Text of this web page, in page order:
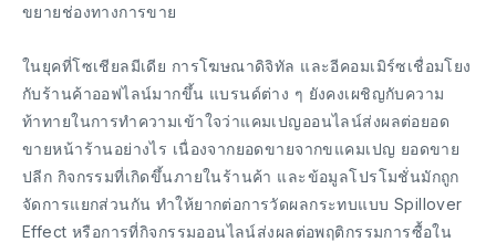
ขยายช่องทางการขาย
ในยุคที่โซเชียลมีเดีย การโฆษณาดิจิทัล และอีคอมเมิร์ซเชื่อมโยง
กับร้านค้าออฟไลน์มากขึ้น แบรนด์ต่าง ๆ ยังคงเผชิญกับความ
ท้าทายในการทำความเข้าใจว่าแคมเปญออนไลน์ส่งผลต่อยอด
ขายหน้าร้านอย่างไร เนื่องจากยอดขายจากขแคมเปญ ยอดขาย
ปลีก กิจกรรมที่เกิดขึ้นภายในร้านค้า และข้อมูลโปรโมชั่นมักถูก
จัดการแยกส่วนกัน ทำให้ยากต่อการวัดผลกระทบแบบ Spillover
Effect หรือการที่กิจกรรมออนไลน์ส่งผลต่อพฤติกรรมการซื้อใน